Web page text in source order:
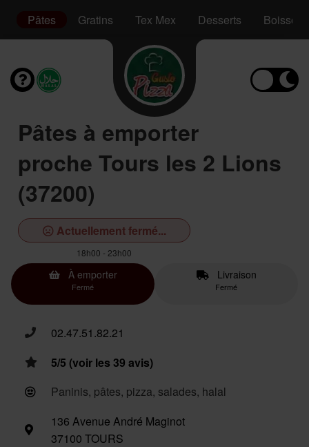
Pâtes Gratins Tex Mex Desserts Boissons
Pâtes à emporter
proche Tours les 2 Lions
(37200)
Actuellement fermé...
18h00 - 23h00
À emporter
Fermé
Livraison
Fermé
02.47.51.82.21
5/5 (voir les 39 avis)
Paninis, pâtes, pizza, salades, halal
136 Avenue André Maginot
37100 TOURS